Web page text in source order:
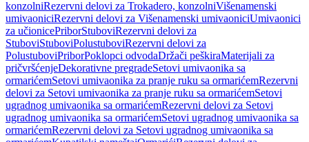
konzolniRezervni delovi za Trokadero, konzolniVišenamenski
umivaoniciRezervni delovi za Višenamenski umivaoniciUmivaonici
za učionicePriborStuboviRezervni delovi za
StuboviStuboviPolustuboviRezervni delovi za
PolustuboviPriborPoklopci odvodaDržači peškiraMaterijali za
pričvršćenjeDekorativne pregradeSetovi umivaonika sa
ormarićemSetovi umivaonika za pranje ruku sa ormarićemRezervni
delovi za Setovi umivaonika za pranje ruku sa ormarićemSetovi
ugradnog umivaonika sa ormarićemRezervni delovi za Setovi
ugradnog umivaonika sa ormarićemSetovi ugradnog umivaonika sa
ormarićemRezervni delovi za Setovi ugradnog umivaonika sa